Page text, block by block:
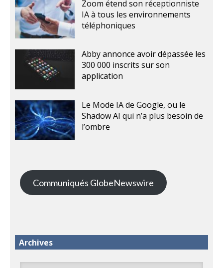
Zoom étend son réceptionniste
IA à tous les environnements
téléphoniques
Abby annonce avoir dépassée les
300 000 inscrits sur son
application
Le Mode IA de Google, ou le
Shadow AI qui n’a plus besoin de
l’ombre
Communiqués GlobeNewswire
Archives